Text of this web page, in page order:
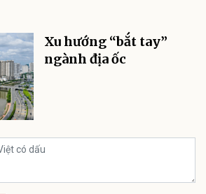
Xu hướng “bắt tay”
ngành địa ốc